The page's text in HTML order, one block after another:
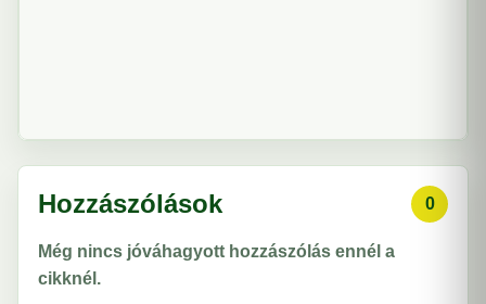
Hozzászólások 0
Még nincs jóváhagyott hozzászólás ennél a
cikknél.